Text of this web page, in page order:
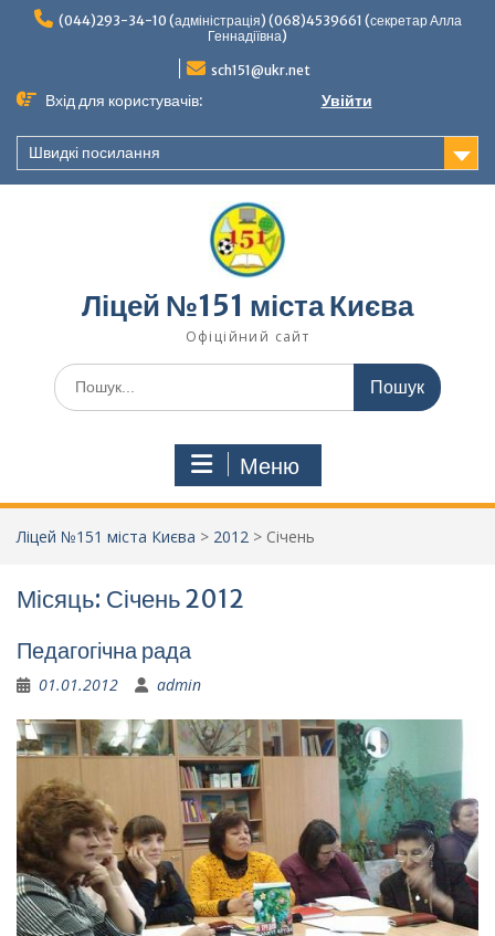
Перейти(044)293-34-10 (адміністрація) (068)4539661 (секретар Алла
Геннадіївна)
sch151@ukr.net
Вхід для користувачів: Увійти
Швидкі посилання
Ліцей №151 міста Києва
Офіційний сайт
Шукати:
Меню
Ліцей №151 міста Києва > 2012 > Січень
Місяць: Січень 2012
Педагогічна рада
01.01.2012 admin